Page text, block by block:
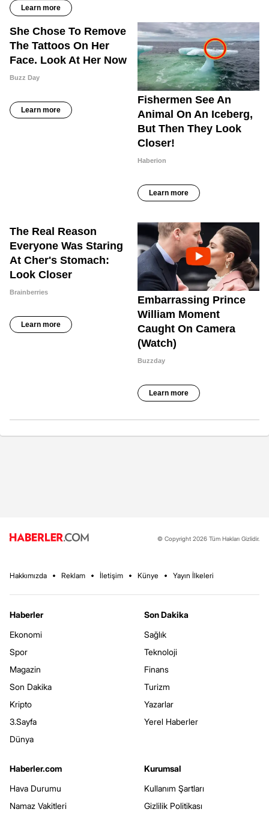
© Copyright 2026 Tüm Hakları Gizlidir.
Hakkımızda Reklam İletişim Künye Yayın İlkeleri
Haberler
Ekonomi
Spor
Magazin
Son Dakika
Kripto
3.Sayfa
Dünya
Son Dakika
Sağlık
Teknoloji
Finans
Turizm
Yazarlar
Yerel Haberler
Haberler.com
Hava Durumu
Namaz Vakitleri
Kurumsal
Kullanım Şartları
Gizlilik Politikası